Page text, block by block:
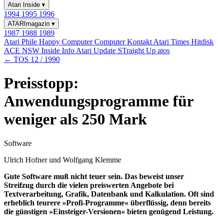
Atari Inside ▾
1994 1995 1996
ATARImagazin ▾
1987 1988 1989
Atari Phile Happy ComputerComputer Kontakt Atari Times Hitdisk
ACE NSW Inside Info Atari Update STraight Up atos
← TOS 12 / 1990
Preisstopp:
Anwendungsprogramme für
weniger als 250 Mark
Software
Ulrich Hofner und Wolfgang Klemme
Gute Software muß nicht teuer sein. Das beweist unser
Streifzug durch die vielen preiswerten Angebote bei
Textverarbeitung, Grafik, Datenbank und Kalkulation. Oft sind
erheblich teurere »Profi-Programme« überflüssig, denn bereits
die günstigen »Einsteiger-Versionen« bieten genügend Leistung.